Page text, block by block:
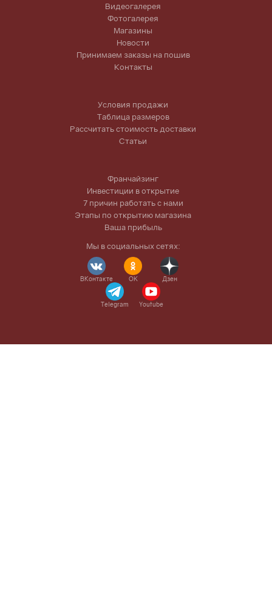
Видеогалерея
Фотогалерея
Магазины
Новости
Принимаем заказы на пошив
Контакты
Условия продажи
Таблица размеров
Рассчитать стоимость доставки
Статьи
Франчайзинг
Инвестиции в открытие
7 причин работать с нами
Этапы по открытию магазина
Ваша прибыль
Мы в социальных сетях:
ВКонтакте OK Дзен
Telegram Youtube